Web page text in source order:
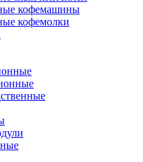
кофемашины
кофемолки